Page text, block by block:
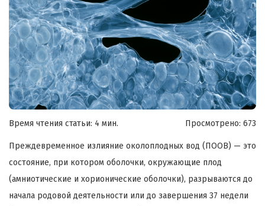
Время чтения статьи: 4 мин. Просмотрено: 673
Преждевременное излияние околоплодных вод (ПООВ) — это
состояние, при котором оболочки, окружающие плод
(амниотические и хорионические оболочки), разрываются до
начала родовой деятельности или до завершения 37 недели